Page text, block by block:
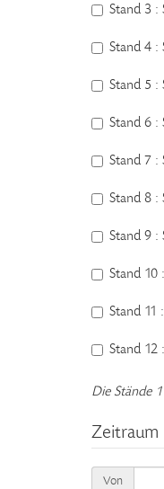
Stand 3 :
Stand 4 :
Stand 5 :
Stand 6 :
Stand 7 :
Stand 8 :
Stand 9 :
Stand 10
Stand 11
Stand
Die Stände
Zeitraum
Von